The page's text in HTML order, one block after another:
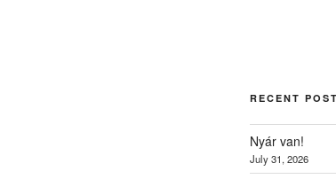
RECENT
Nyár van!
July 31, 2026